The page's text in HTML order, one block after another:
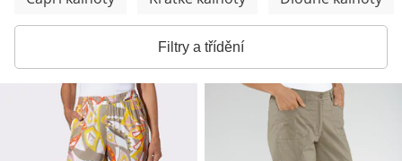
Filtry a třídění